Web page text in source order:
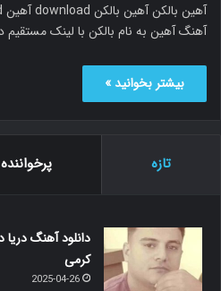
آهنگ آهین به نام بالکن با لینک مستقیم
بیشتر بخوانید »
تازه پرخواننده
دانلود آهنگ
کرمی
2025-04-26